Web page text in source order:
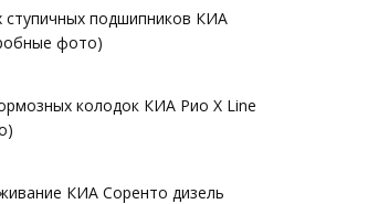
ступичных подшипников КИА
фото)
колодок КИА Рио X Line
КИА Соренто дизель